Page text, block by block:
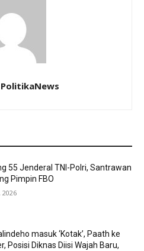
55 Jenderal TNI-Polri, Santrawan
Pimpin FBO
2026
masuk ‘Kotak’, Paath ke
Posisi Diknas Diisi Wajah Baru,